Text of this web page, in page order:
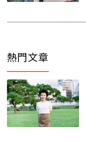
熱門文章